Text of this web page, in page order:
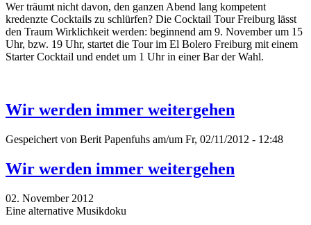
Wer träumt nicht davon, den ganzen Abend lang kompetent
kredenzte Cocktails zu schlürfen? Die Cocktail Tour Freiburg lässt
den Traum Wirklichkeit werden: beginnend am 9. November um 15
Uhr, bzw. 19 Uhr, startet die Tour im El Bolero Freiburg mit einem
Starter Cocktail und endet um 1 Uhr in einer Bar der Wahl.
Wir werden immer weitergehen
Gespeichert von Berit Papenfuhs am/um Fr, 02/11/2012 - 12:48
Wir werden immer weitergehen
02. November 2012
Eine alternative Musikdoku